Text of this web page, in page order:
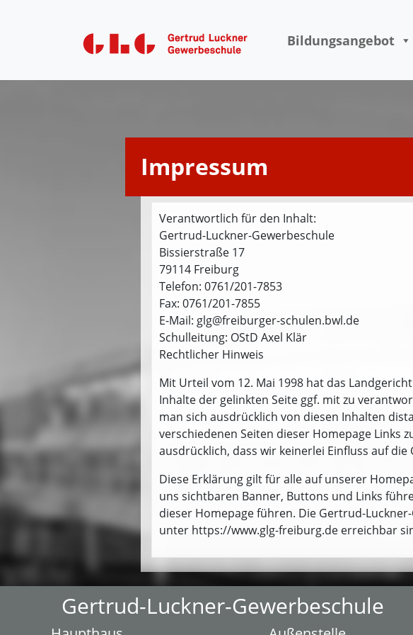
Bildungsangebot
Impressum
Verantwortlich für den Inhalt:
Gertrud-Luckner-Gewerbeschule
Bissierstraße 17
79114 Freiburg
Telefon: 0761/201-7853
Fax: 0761/201-7855
E-Mail: glg@freiburger-schulen.bwl.de
Schulleitung: OStD Axel Klär
Rechtlicher Hinweis
Mit Urteil vom 12. Mai 1998 hat das
Inhalte der gelinkten Seite ggf. mit zu
man sich ausdrücklich von diesen Inhalten
verschiedenen Seiten dieser Homepage Links
ausdrücklich, dass wir keinerlei Einfluss auf
Diese Erklärung gilt für alle auf unserer
uns sichtbaren Banner, Buttons und Links
dieser Homepage führen. Die Gertrud-
unter https://www.glg-freiburg.de erreichbar
Gertrud-Luckner-Gewerbeschule